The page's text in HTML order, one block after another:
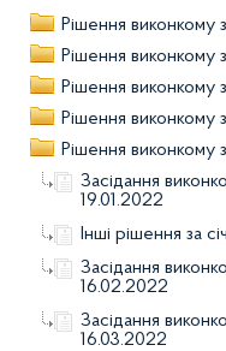
Рішення виконкому
Рішення виконкому
Рішення виконкому
Рішення виконкому
Рішення виконкому
Засідання
19.01.2022
Інші рішення за
Засідання
16.02.2022
Засідання
16.03.2022